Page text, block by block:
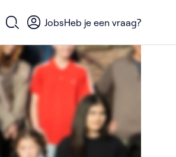
Open zoekformulier
JobsHeb je een vraag?